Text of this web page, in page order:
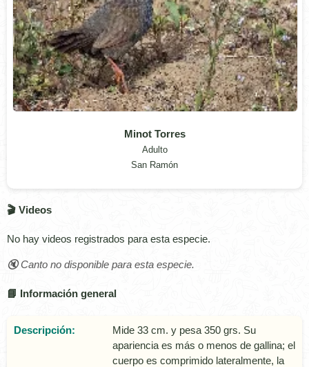
Minot Torres
Adulto
San Ramón
🎬 Videos
No hay videos registrados para esta especie.
🔇 Canto no disponible para esta especie.
📘 Información general
Descripción:
Mide 33 cm. y pesa 350 grs. Su
apariencia es más o menos de gallina; el
cuerpo es comprimido lateralmente, la